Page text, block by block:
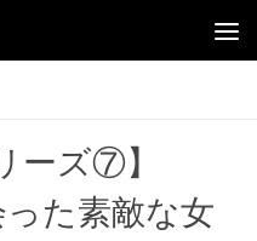
ーズ⑦】
った素敵な女